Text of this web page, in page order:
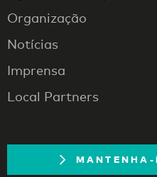
Organização
Notícias
Imprensa
Local Partners